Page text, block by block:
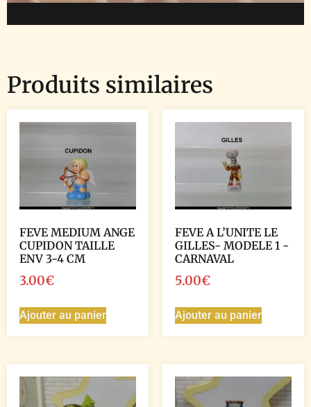
Produits similaires
FEVE MEDIUM ANGE
CUPIDON TAILLE
ENV 3-4 CM
3.00€
Ajouter au panier
FEVE A L’UNITE LE
GILLES- MODELE 1 -
CARNAVAL
5.00€
Ajouter au panier